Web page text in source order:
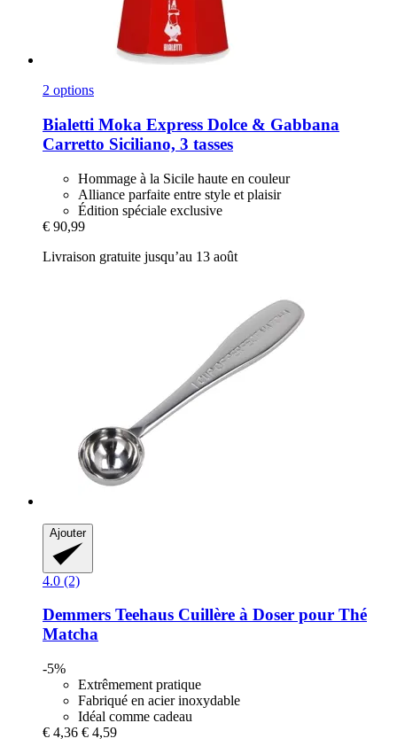
2 options
Bialetti Moka Express Dolce & Gabbana
Carretto Siciliano, 3 tasses
Hommage à la Sicile haute en couleur
Alliance parfaite entre style et plaisir
Édition spéciale exclusive
€ 90,99
Livraison gratuite jusqu’au 13 août
Ajouter
4.0 (2)
Demmers Teehaus Cuillère à Doser pour Thé
Matcha
-5%
Extrêmement pratique
Fabriqué en acier inoxydable
Idéal comme cadeau
€ 4,36 € 4,59